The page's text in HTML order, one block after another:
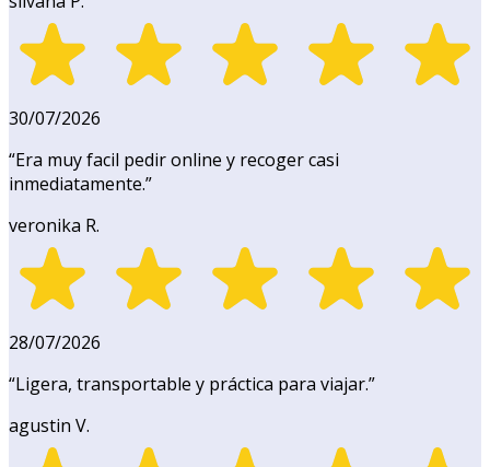
30/07/2026
“Era muy facil pedir online y recoger casi
inmediatamente.”
veronika R.
28/07/2026
“Ligera, transportable y práctica para viajar.”
agustin V.